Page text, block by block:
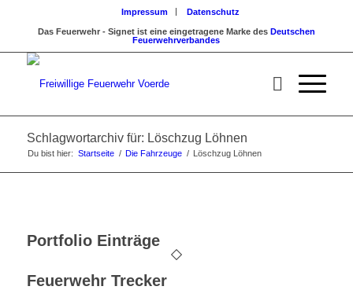
Impressum Datenschutz
Das Feuerwehr - Signet ist eine eingetragene Marke des Deutschen
Feuerwehrverbandes
Schlagwortarchiv für: Löschzug Löhnen
Du bist hier: Startseite / Die Fahrzeuge / Löschzug Löhnen
Portfolio Einträge
Feuerwehr Trecker